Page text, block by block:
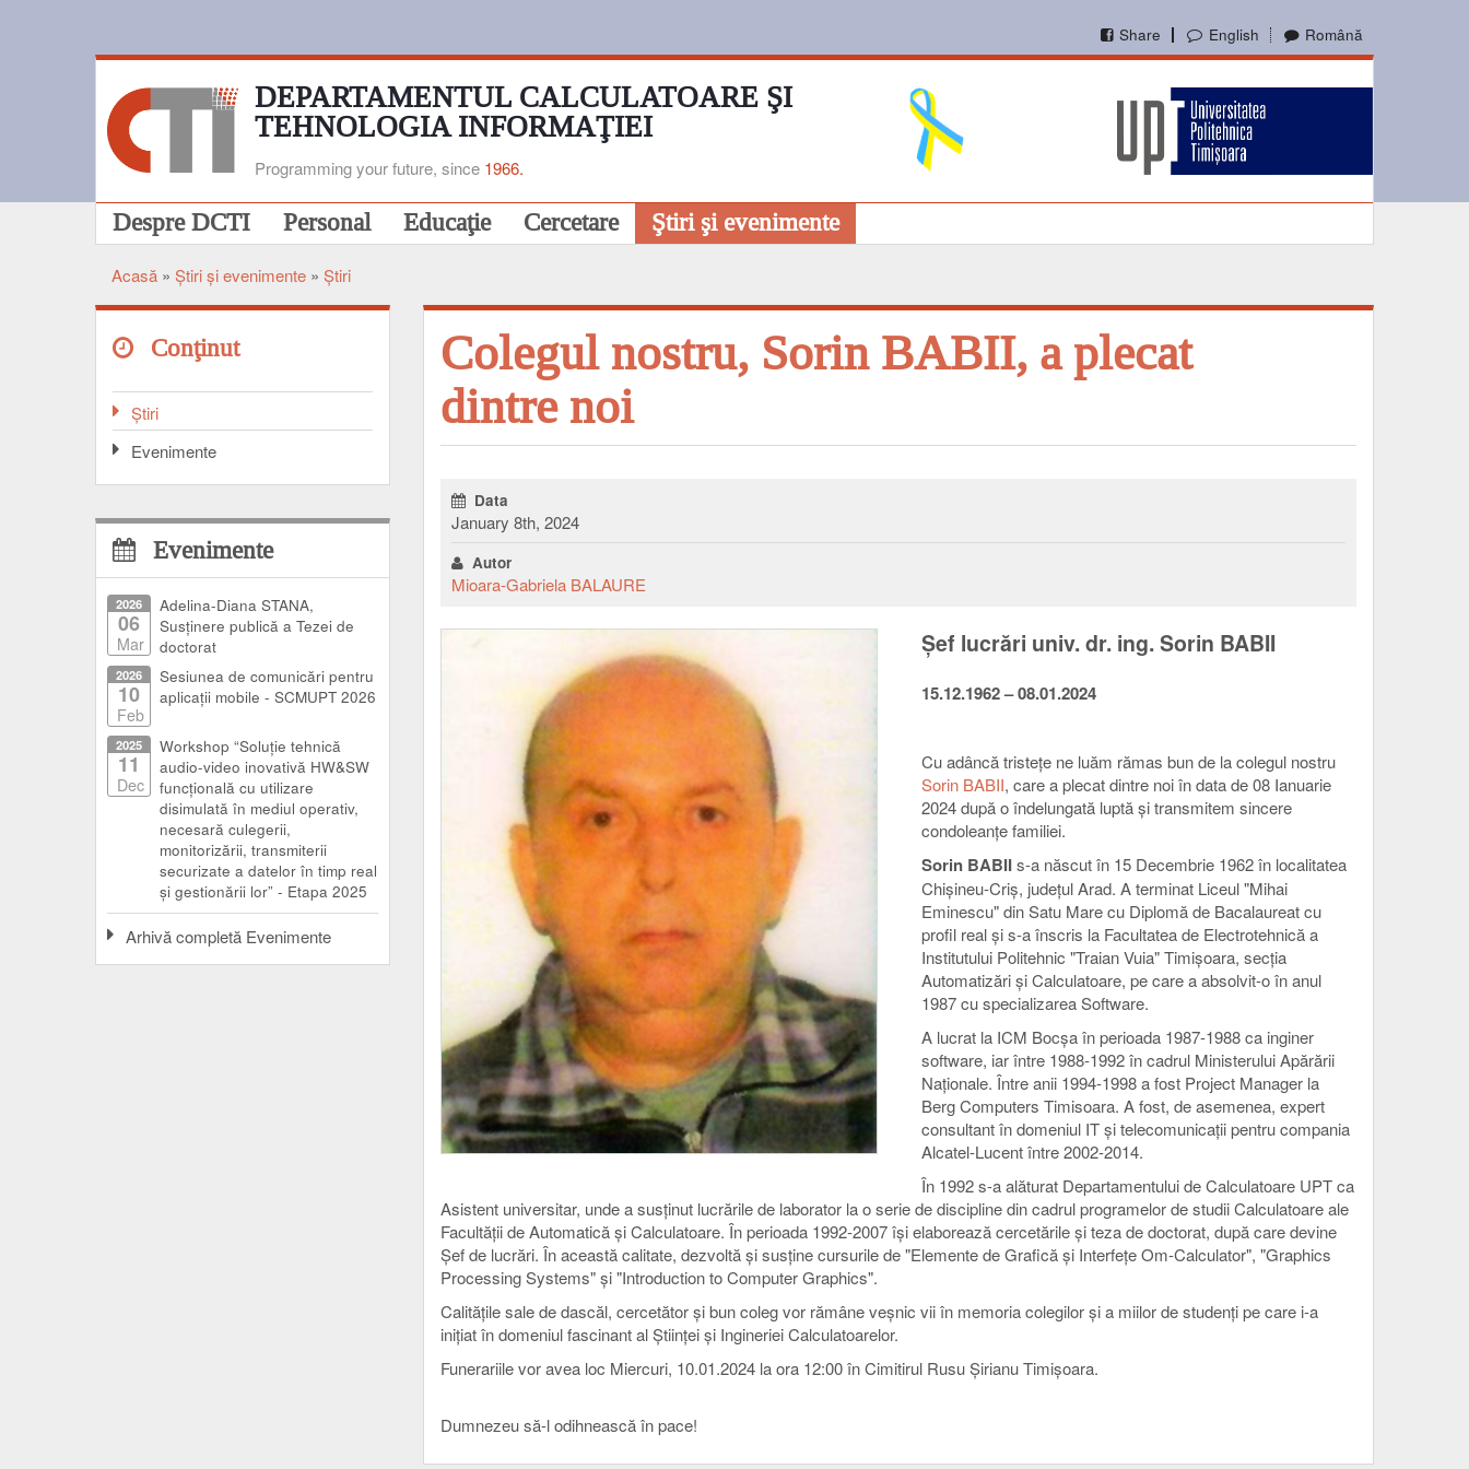
English Română
Share
DEPARTAMENTUL CALCULATOARE ŞI
TEHNOLOGIA INFORMAŢIEI
Programming your future, since 1966.
Navigare
principală
Despre DCTI Personal Educaţie Cercetare Ştiri şi evenimente
Breadcrumb
Acasă Ştiri şi evenimente Ştiri
Conţinut
Ştiri
Evenimente
Colegul nostru, Sorin BABII, a plecat
dintre noi
Data
January 8th, 2024
Autor
Mioara-Gabriela BALAURE
Șef lucrări univ. dr. ing. Sorin BABII
15.12.1962 – 08.01.2024
Cu adâncă tristețe ne luăm rămas bun de la colegul nostru
Sorin BABII, care a plecat dintre noi în data de 08 Ianuarie
2024 după o îndelungată luptă și transmitem sincere
condoleanțe familiei.
Sorin BABIIs-a născut în 15 Decembrie 1962 în localitatea
Chișineu-Criș, județul Arad. A terminat Liceul "Mihai
Eminescu" din Satu Mare cu Diplomă de Bacalaureat cu
profil real și s-a înscris la Facultatea de Electrotehnică a
Institutului Politehnic "Traian Vuia" Timișoara, secția
Automatizări și Calculatoare, pe care a absolvit-o în anul
1987 cu specializarea Software.
A lucrat la ICM Bocșa în perioada 1987-1988 ca inginer
software, iar între 1988-1992 în cadrul Ministerului Apărării
Naționale. Între anii 1994-1998 a fost Project Manager la
Berg Computers Timisoara. A fost, de asemenea, expert
consultant în domeniul IT și telecomunicații pentru compania
Alcatel-Lucent între 2002-2014.
În 1992 s-a alăturat Departamentului de Calculatoare UPT ca
Asistent universitar, unde a susținut lucrările de laborator la o serie de discipline din cadrul programelor de studii Calculatoare ale
Facultății de Automatică și Calculatoare. În perioada 1992-2007 își elaborează cercetările și teza de doctorat, după care devine
Șef de lucrări. În această calitate, dezvoltă și susține cursurile de "Elemente de Grafică și Interfețe Om-Calculator", "Graphics
Processing Systems" și "Introduction to Computer Graphics".
Calitățile sale de dascăl, cercetător și bun coleg vor rămâne veșnic vii în memoria colegilor și a miilor de studenți pe care i-a
inițiat în domeniul fascinant al Științei și Ingineriei Calculatoarelor.
Funerariile vor avea loc Miercuri, 10.01.2024 la ora 12:00 în Cimitirul Rusu Șirianu Timișoara.
Dumnezeu să-l odihnească în pace!
Evenimente
2026
06
Mar
Adelina-Diana STANA,
Susținere publică a Tezei de
doctorat
2026
10
Feb
Sesiunea de comunicări pentru
aplicații mobile - SCMUPT 2026
2025
11
Dec
Workshop “Soluție tehnică
audio-video inovativă HW&SW
funcțională cu utilizare
disimulată în mediul operativ,
necesară culegerii,
monitorizării, transmiterii
securizate a datelor în timp real
și gestionării lor” - Etapa 2025
Arhivă completă Evenimente